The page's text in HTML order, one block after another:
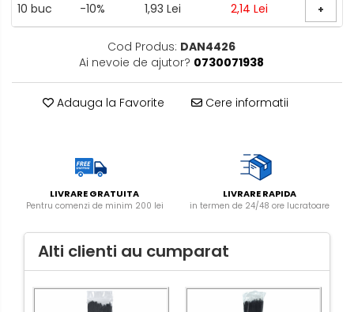
10 buc -10% 1,93 Lei 2,14 Lei +
Cod Produs: DAN4426
Ai nevoie de ajutor? 0730071938
Adauga la Favorite Cere informatii
LIVRARE GRATUITA
Pentru comenzi de minim 200 lei
LIVRARE RAPIDA
in termen de 24/48 ore lucratoare
Alti clienti au cumparat